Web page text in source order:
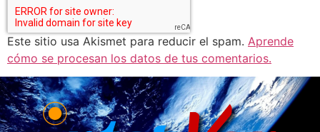
Este sitio usa Akismet para reducir el spam. Aprende
cómo se procesan los datos de tus comentarios.